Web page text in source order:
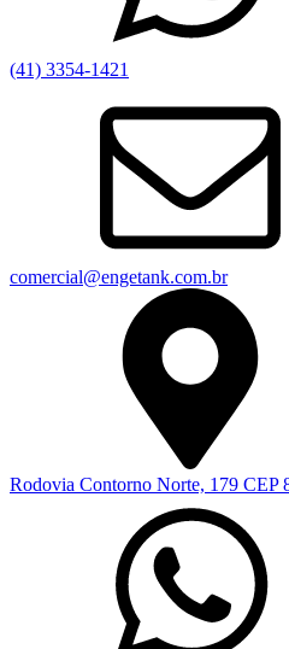
(41) 3354-1421
comercial@engetank.com.br
Rodovia Contorno Norte, 179 CEP